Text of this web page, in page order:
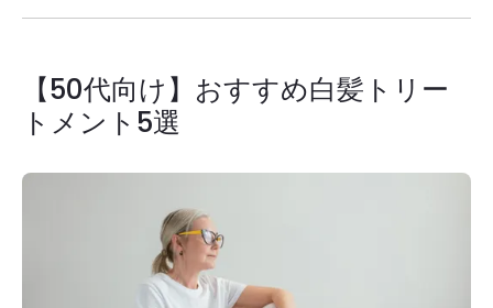
【50代向け】おすすめ白髪トリー
トメント5選